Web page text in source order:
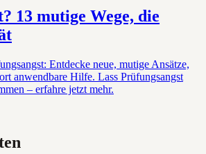
13 mutige Wege, die
Entdecke neue, mutige Ansätze,
anwendbare Hilfe. Lass Prüfungsangst
– erfahre jetzt mehr.